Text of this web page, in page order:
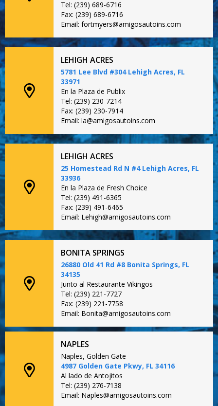
Tel: (239) 689-6716
Fax: (239) 689-6716
Email: fortmyers@amigosautoins.com
LEHIGH ACRES
5781 Lee Blvd #304 Lehigh Acres, FL
33971
En la Plaza de Publix
Tel: (239) 230-7214
Fax: (239) 230-7914
Email: la@amigosautoins.com
LEHIGH ACRES
25 Homestead Rd N #4 Lehigh Acres, FL
33936
En la Plaza de Fresh Choice
Tel: (239) 491-6365
Fax: (239) 491-6465
Email: Lehigh@amigosautoins.com
BONITA SPRINGS
26880 Old 41 Rd #8 Bonita Springs, FL
34135
Junto al Restaurante Vikingos
Tel: (239) 221-7727
Fax: (239) 221-7758
Email: Bonita@amigosautoins.com
NAPLES
Naples, Golden Gate
4987 Golden Gate Pkwy, FL 34116
Al lado de Antojitos
Tel: (239) 276-7138
Email: Naples@amigosautoins.com